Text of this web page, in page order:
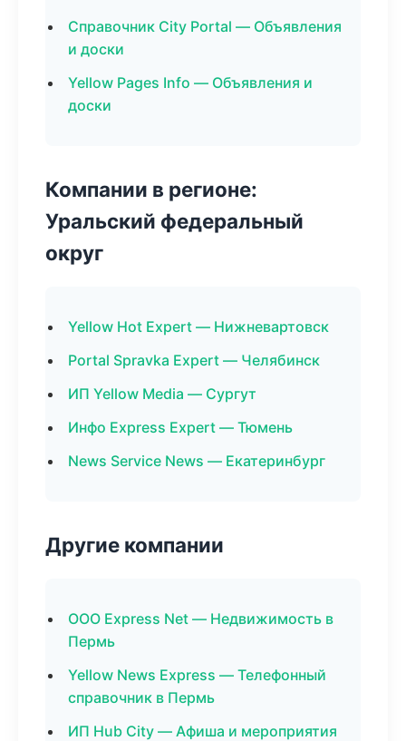
Справочник City Portal — Объявления
и доски
Yellow Pages Info — Объявления и
доски
Компании в регионе:
Уральский федеральный
округ
Yellow Hot Expert — Нижневартовск
Portal Spravka Expert — Челябинск
ИП Yellow Media — Сургут
Инфо Express Expert — Тюмень
News Service News — Екатеринбург
Другие компании
ООО Express Net — Недвижимость в
Пермь
Yellow News Express — Телефонный
справочник в Пермь
ИП Hub City — Афиша и мероприятия